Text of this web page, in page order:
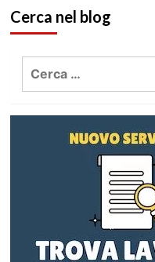
Cerca nel blog
Ricerca